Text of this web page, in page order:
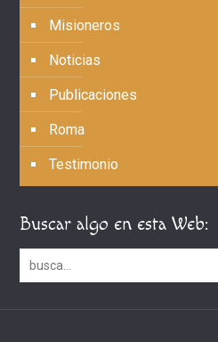
Misioneros
Noticias
Publicaciones
Roma
Testimonio
Buscar algo en esta Web: